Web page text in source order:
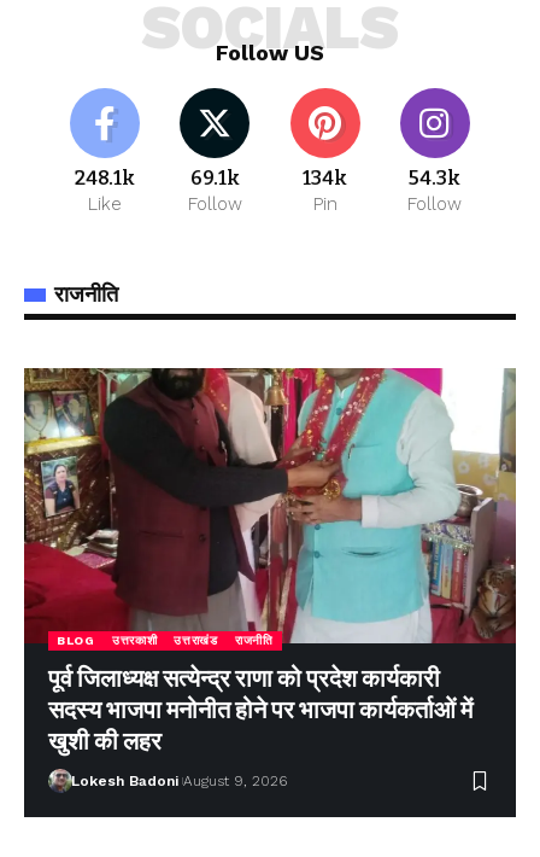
Follow US
SOCIALS
248.1k
Like
69.1k
Follow
134k
Pin
54.3k
Follow
राजनीति
BLOG उत्तरकाशी उत्तराखंड राजनीति
पूर्व जिलाध्यक्ष सत्येन्द्र राणा को प्रदेश कार्यकारी
सदस्य भाजपा मनोनीत होने पर भाजपा कार्यकर्ताओं में
खुशी की लहर
Lokesh Badoni August 9, 2026